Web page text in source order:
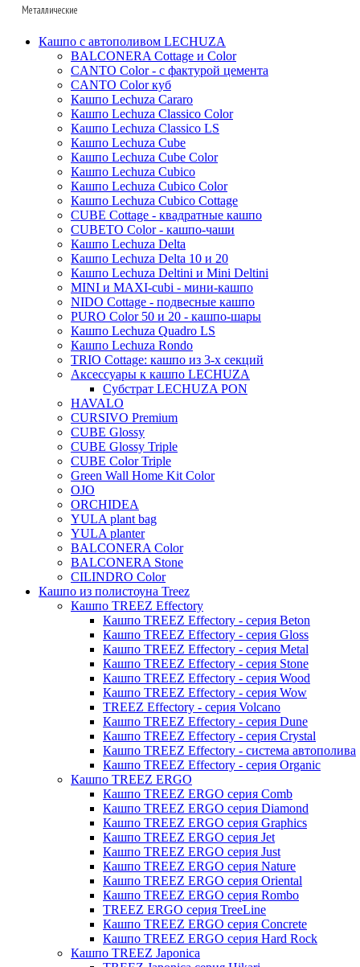
Oceana
Fibrics
Pottery pots
Bohemian
Luca lifestyle
Marrone
Ter steege
Van der leeden
Baskets
Polystone
Metallic
Oceana
Colour me
Luxe lite
Polystone coated
Raindrop
Vertical rib
Vogue
Capi
Nature rib
Nature row
Lux heraldry
Lux terrazzo
Fleur ami
Livingreen
Pottery pots
Oyster
Refined
Cement
Essential
Natural
Platinum
Refined retro
Ridged
Rough
Stone
Luca lifestyle
Argento
Grigio
Struttura
Private label
Blend
White label
Polycube
Twist
Ter steege
Sebas
Dian
Unique
Static
Baq
КЕРАМИЧЕСКИЕ_BAQ
Fusion
Fleur ami
Den daas
Terra cotta
КЕРАМИЧЕСКИЕ_DEN DAAS
Terra cotta
Ter steege
Mystic
Amora
Cresta
Esra
Manon
Ryan
Suze
Lindy
Karlijn
Moda
Pure
Private label
Laos
Beauty
Plain
Xclusive gardens
Металлические
Baq
Oceana
Superline
Alure
Conica
Standaard
Trend
Cortenstyle
Stiel
Ter steege
Кашпо с автополивом LECHUZA
BALCONERA Cottage и Color
CANTO Color - с фактурой цемента
CANTO Color куб
Кашпо Lechuza Cararo
Кашпо Lechuza Classico Color
Кашпо Lechuza Classico LS
Кашпо Lechuza Cube
Кашпо Lechuza Cube Color
Кашпо Lechuza Cubico
Кашпо Lechuza Cubico Color
Кашпо Lechuza Cubico Cottage
CUBE Cottage - квадратные кашпо
CUBETO Color - кашпо-чаши
Кашпо Lechuza Delta
Кашпо Lechuza Delta 10 и 20
Кашпо Lechuza Deltini и Mini Deltini
MINI и MAXI-cubi - мини-кашпо
NIDO Cottage - подвесные кашпо
PURO Color 50 и 20 - кашпо-шары
Кашпо Lechuza Quadro LS
Кашпо Lechuza Rondo
TRIO Cottage: кашпо из 3-х секций
Аксессуары к кашпо LECHUZA
Субстрат LECHUZA PON
HAVALO
CURSIVO Premium
CUBE Glossy
CUBE Glossy Triple
CUBE Color Triple
Green Wall Home Kit Color
OJO
ORCHIDEA
YULA plant bag
YULA planter
BALCONERA Color
BALCONERA Stone
CILINDRO Color
Кашпо из полистоуна Treez
Кашпо TREEZ Effectory
Кашпо TREEZ Effectory - серия Beton
Кашпо TREEZ Effectory - серия Gloss
Кашпо TREEZ Effectory - серия Metal
Кашпо TREEZ Effectory - серия Stone
Кашпо TREEZ Effectory - серия Wood
Кашпо TREEZ Effectory - серия Wow
TREEZ Effectory - серия Volcano
Кашпо TREEZ Effectory - серия Dune
Кашпо TREEZ Effectory - серия Crystal
Кашпо TREEZ Effectory - система автополива
Кашпо TREEZ Effectory - серия Organic
Кашпо TREEZ ERGO
Кашпо TREEZ ERGO серия Comb
Кашпо TREEZ ERGO серия Diamond
Кашпо TREEZ ERGO серия Graphics
Кашпо TREEZ ERGO серия Jet
Кашпо TREEZ ERGO серия Just
Кашпо TREEZ ERGO серия Nature
Кашпо TREEZ ERGO серия Oriental
Кашпо TREEZ ERGO серия Rombo
TREEZ ERGO серия TreeLine
Кашпо TREEZ ERGO серия Concrete
Кашпо TREEZ ERGO серия Hard Rock
Кашпо TREEZ Japonica